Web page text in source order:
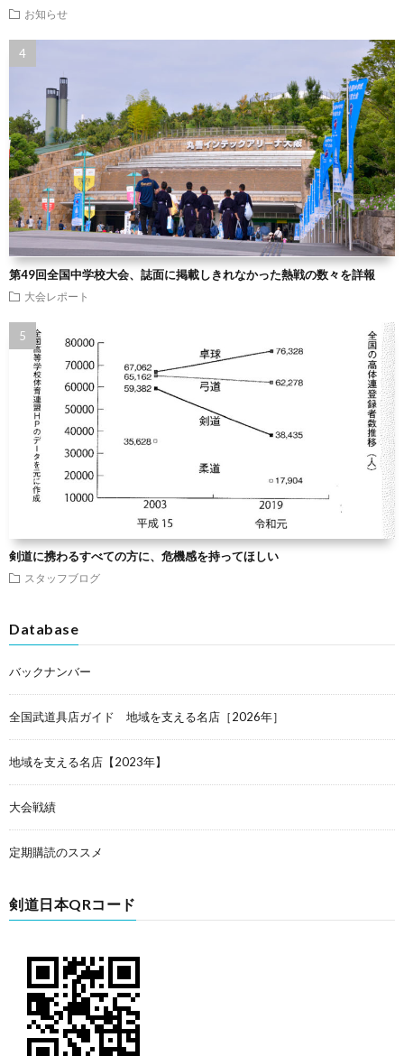
お知らせ
第49回全国中学校大会、誌面に掲載しきれなかった熱戦の数々を詳報
大会レポート
剣道に携わるすべての方に、危機感を持ってほしい
スタッフブログ
Database
バックナンバー
全国武道具店ガイド 地域を支える名店［2026年］
地域を支える名店【2023年】
大会戦績
定期購読のススメ
剣道日本QRコード